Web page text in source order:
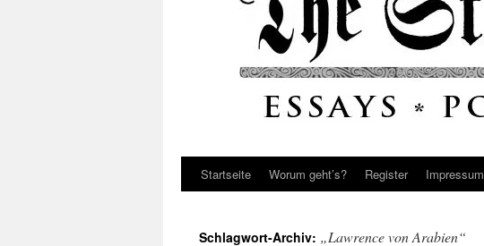
Startseite Worum geht’s? Register Impressum
Schlagwort-Archiv: „Lawrence von Arabien“